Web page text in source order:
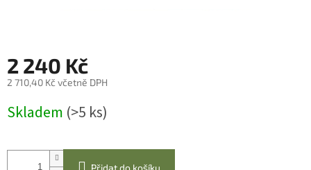
2 240 Kč
2 710,40 Kč včetně DPH
cena:
Skladem (>5 ks)
Přidat do košíku